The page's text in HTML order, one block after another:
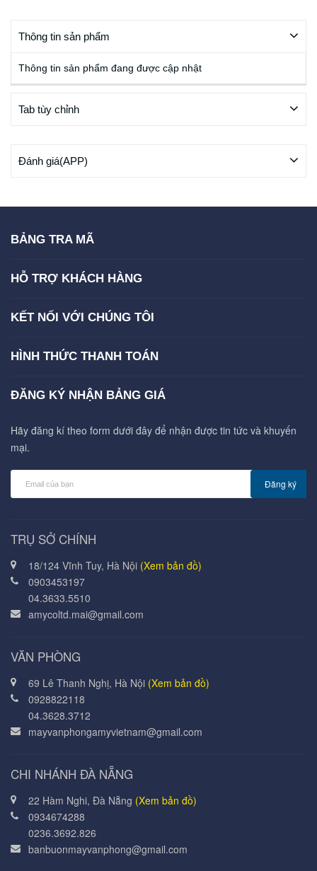
Thông tin sản phẩm
Thông tin sản phẩm đang được cập nhật
Tab tùy chỉnh
Đánh giá(APP)
BẢNG TRA MÃ
HỖ TRỢ KHÁCH HÀNG
KẾT NỐI VỚI CHÚNG TÔI
HÌNH THỨC THANH TOÁN
ĐĂNG KÝ NHẬN BẢNG GIÁ
Hãy đăng kí theo form dưới đây để nhận được tin tức và khuyến
mại.
Đăng ký
TRỤ SỞ CHÍNH
18/124 Vĩnh Tuy, Hà Nội (Xem bản đồ)
0903453197
04.3633.5510
amycoltd.mai@gmail.com
VĂN PHÒNG
69 Lê Thanh Nghị, Hà Nội (Xem bản đồ)
0928822118
04.3628.3712
mayvanphongamyvietnam@gmail.com
CHI NHÁNH ĐÀ NẴNG
22 Hàm Nghi, Đà Nẵng (Xem bản đồ)
0934674288
0236.3692.826
banbuonmayvanphong@gmail.com